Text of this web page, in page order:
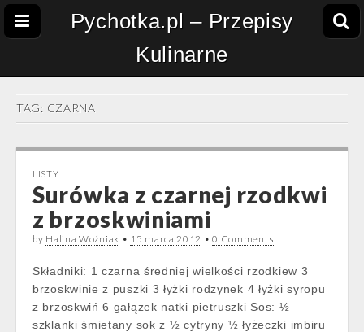
Pychotka.pl – Przepisy
Kulinarne
TAG: CZARNA
LISTY
Surówka z czarnej rzodkwi
z brzoskwiniami
by Halina Woźniak • 15 marca 2012 •0 Comments
Składniki: 1 czarna średniej wielkości rzodkiew 3
brzoskwinie z puszki 3 łyżki rodzynek 4 łyżki syropu
z brzoskwiń 6 gałązek natki pietruszki Sos: ½
szklanki śmietany sok z ½ cytryny ½ łyżeczki imbiru